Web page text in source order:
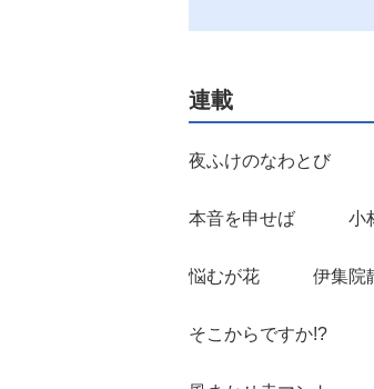
連載
夜ふけのなわとび
本音を申せば 小
悩むが花 伊集院
そこからですか